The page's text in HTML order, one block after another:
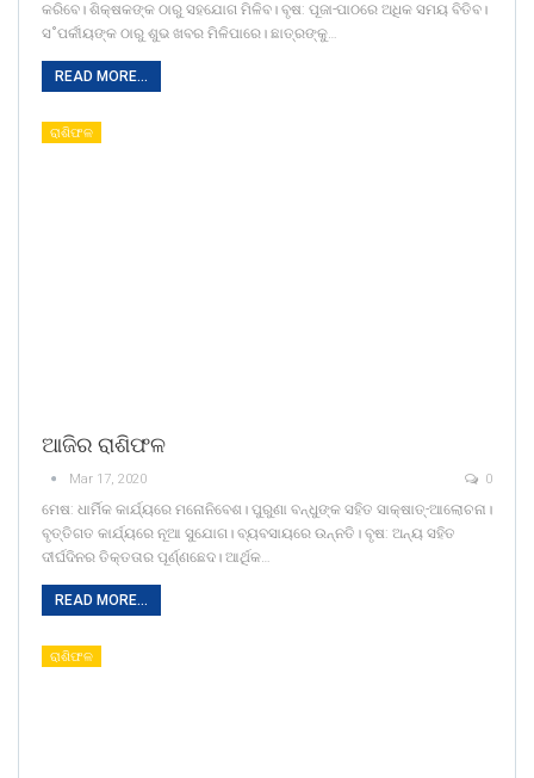
କରିବେ। ଶିକ୍ଷକଙ୍କ ଠାରୁ ସହଯୋଗ ମିଳିବ। ବୃଷ: ପୂଜା-ପାଠରେ ଅଧିକ ସମୟ ବିତିବ।
ସ˚ପର୍କୀୟଙ୍କ ଠାରୁ ଶୁଭ ଖବର ମିଳିପାରେ। ଛାତ୍ରଙ୍କୁ…
READ MORE...
ରାଶିଫଳ
ଆଜିର ରାଶିଫଳ
Mar 17, 2020 0
ମେଷ: ଧାର୍ମିକ କାର୍ଯ୍ୟରେ ମନୋନିବେଶ। ପୁରୁଣା ବନ୍ଧୁଙ୍କ ସହିତ ସାକ୍ଷାତ୍‌-ଆଲୋଚନା।
ବୃତ୍ତିଗତ କାର୍ଯ୍ୟରେ ନୂଆ ସୁଯୋଗ। ବ୍ୟବସାୟରେ ଉନ୍ନତି। ବୃଷ: ଅନ୍ୟ ସହିତ
ଦୀର୍ଘଦିନର ତିକ୍ତତାର ପୂର୍ଣ୍ଣଛେଦ। ଆର୍ଥିକ…
READ MORE...
ରାଶିଫଳ